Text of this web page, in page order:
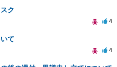
ク
4
て
4